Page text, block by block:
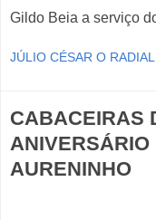
Gildo Beia a serviço
JÚLIO CÉSAR O
CABACEIRAS
ANIVERSÁRIO
AURENINHO